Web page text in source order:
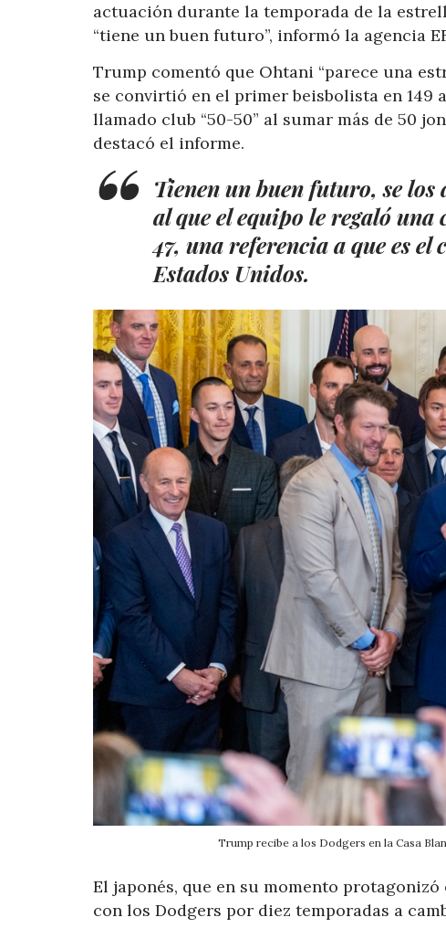
actuación durante la temporada de la
“tiene un buen futuro”, informó la agencia
Trump comentó que Ohtani “parece una
se convirtió en el primer beisbolista en 149
llamado club “50-50” al sumar más de 50
destacó el informe.
Tienen un buen futuro, se los
al que el equipo le regaló una
47, una referencia a que es
Estados Unidos.
Trump recibe a los Dodgers en la Casa
El japonés, que en su momento
con los Dodgers por diez temporadas a